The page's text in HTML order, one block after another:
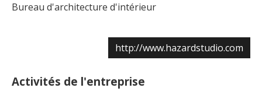
Bureau d'architecture d'intérieur
http://www.hazardstudio.com
Activités de l'entreprise